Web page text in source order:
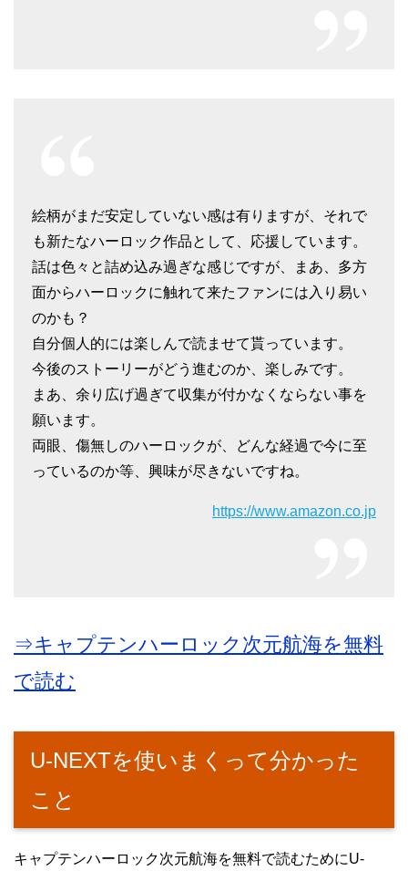
絵柄がまだ安定していない感は有りますが、それで
も新たなハーロック作品として、応援しています。
話は色々と詰め込み過ぎな感じですが、まあ、多方
面からハーロックに触れて来たファンには入り易い
のかも？
自分個人的には楽しんで読ませて貰っています。
今後のストーリーがどう進むのか、楽しみです。
まあ、余り広げ過ぎて収集が付かなくならない事を
願います。
両眼、傷無しのハーロックが、どんな経過で今に至
っているのか等、興味が尽きないですね。
https://www.amazon.co.jp
⇒キャプテンハーロック次元航海を無料
で読む
U-NEXTを使いまくって分かった
こと
キャプテンハーロック次元航海を無料で読むためにU-